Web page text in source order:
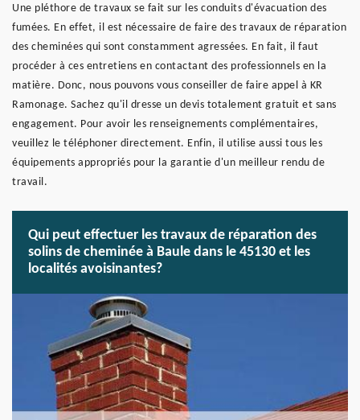
Une pléthore de travaux se fait sur les conduits d'évacuation des
fumées. En effet, il est nécessaire de faire des travaux de réparation
des cheminées qui sont constamment agressées. En fait, il faut
procéder à ces entretiens en contactant des professionnels en la
matière. Donc, nous pouvons vous conseiller de faire appel à KR
Ramonage. Sachez qu'il dresse un devis totalement gratuit et sans
engagement. Pour avoir les renseignements complémentaires,
veuillez le téléphoner directement. Enfin, il utilise aussi tous les
équipements appropriés pour la garantie d'un meilleur rendu de
travail.
Qui peut effectuer les travaux de réparation des
solins de cheminée à Baule dans le 45130 et les
localités avoisinantes?